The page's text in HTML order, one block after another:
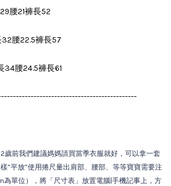
腰21褲長52
腰22.5褲長57
34腰24.5褲長61
歲前我們建議媽媽請買當季衣服就好，可以拿一套
”平放”使用捲尺量出肩部、腰部、等等寶寶需要注
為單位），將「尺寸表」放置電腦|手機記事上，方